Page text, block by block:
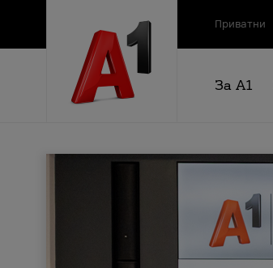
Приватни
За А1